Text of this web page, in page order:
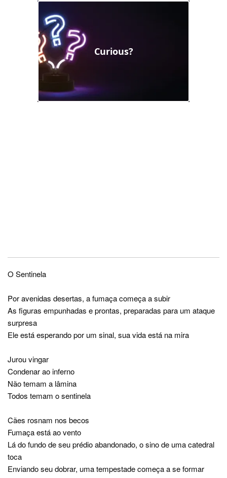
O Sentinela
Por avenidas desertas, a fumaça começa a subir
As figuras empunhadas e prontas, preparadas para um ataque
surpresa
Ele está esperando por um sinal, sua vida está na mira
Jurou vingar
Condenar ao inferno
Não temam a lâmina
Todos temam o sentinela
Cães rosnam nos becos
Fumaça está ao vento
Lá do fundo de seu prédio abandonado, o sino de uma catedral
toca
Enviando seu dobrar, uma tempestade começa a se formar